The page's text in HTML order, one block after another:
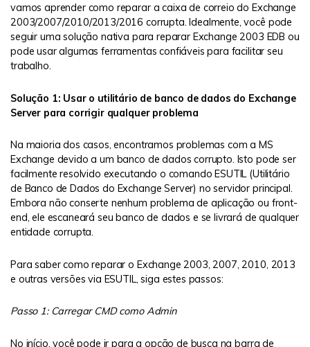
vamos aprender como reparar a caixa de correio do Exchange
2003/2007/2010/2013/2016 corrupta. Idealmente, você pode
seguir uma solução nativa para reparar Exchange 2003 EDB ou
pode usar algumas ferramentas confiáveis para facilitar seu
trabalho.
Solução 1: Usar o utilitário de banco de dados do Exchange
Server para corrigir qualquer problema
Na maioria dos casos, encontramos problemas com a MS
Exchange devido a um banco de dados corrupto. Isto pode ser
facilmente resolvido executando o comando ESUTIL (Utilitário
de Banco de Dados do Exchange Server) no servidor principal.
Embora não conserte nenhum problema de aplicação ou front-
end, ele escaneará seu banco de dados e se livrará de qualquer
entidade corrupta.
Para saber como reparar o Exchange 2003, 2007, 2010, 2013
e outras versões via ESUTIL, siga estes passos:
Passo 1: Carregar CMD como Admin
No início, você pode ir para a opção de busca na barra de